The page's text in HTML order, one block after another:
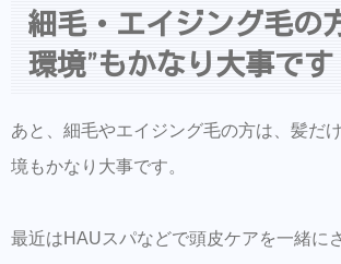
細毛・エイジング毛の
環境”もかなり大事です
あと、細毛やエイジング毛の方は、髪だ
境もかなり大事です。
最近はHAUスパなどで頭皮ケアを一緒に